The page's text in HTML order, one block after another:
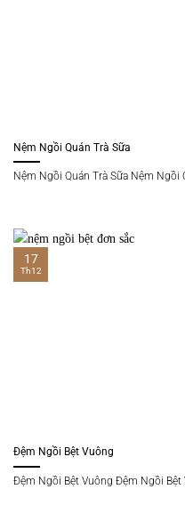
Nệm Ngồi Quán Trà Sữa
Nệm Ngồi Quán Trà Sữa Nệm Ngồi
Đệm Ngồi Bệt Vuông
Đệm Ngồi Bệt Vuông Đệm Ngồi Bệt
17
Th12